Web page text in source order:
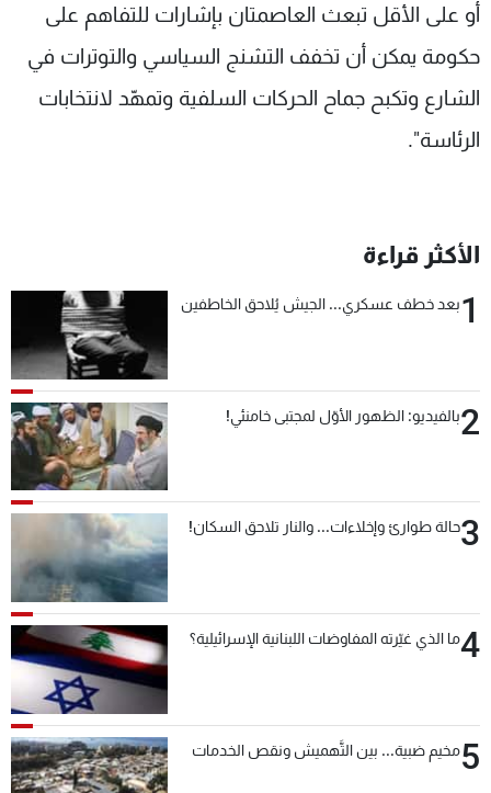
أو على الأقل تبعث العاصمتان بإشارات للتفاهم على
حكومة يمكن أن تخفف التشنج السياسي والتوترات في
الشارع وتكبح جماح الحركات السلفية وتمهّد لانتخابات
الرئاسة".
الأكثر قراءة
1بعد خطف عسكري... الجيش يُلاحق الخاطفين
2بالفيديو: الظهور الأوّل لمجتبى خامنئي!
3حالة طوارئ وإخلاءات... والنار تلاحق السكان!
4ما الذي غيّرته المفاوضات اللبنانية الإسرائيلية؟
5مخيم ضبية... بين التَّهميش ونقص الخدمات